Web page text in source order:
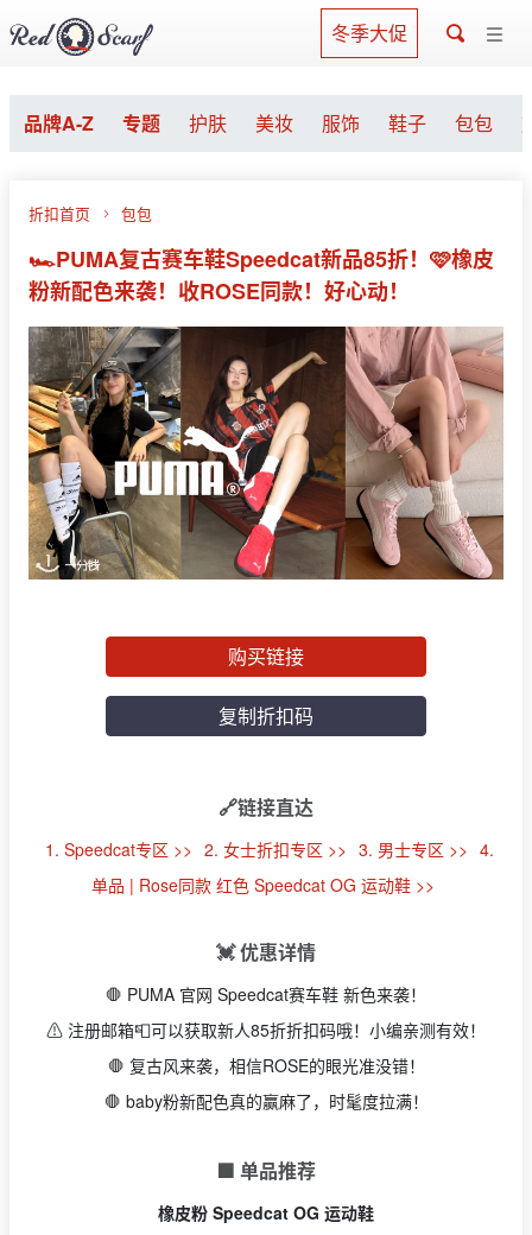
冬季大促
品牌A-Z 专题 护肤 美妆 服饰 鞋子 包包
折扣首页 包包
🏎PUMA复古赛车鞋Speedcat新品85折！🩷橡皮
粉新配色来袭！收ROSE同款！好心动！
购买链接
复制折扣码
🔗链接直达
1. Speedcat专区 >> 2. 女士折扣专区 >> 3. 男士专区 >> 4.
单品 | Rose同款 红色 Speedcat OG 运动鞋 >>
💓 优惠详情
🛑 PUMA 官网 Speedcat赛车鞋 新色来袭！
⚠️ 注册邮箱📮可以获取新人85折折扣码哦！小编亲测有效！
🛑 复古风来袭，相信ROSE的眼光准没错！
🛑 baby粉新配色真的赢麻了，时髦度拉满！
🟩 单品推荐
橡皮粉 Speedcat OG 运动鞋